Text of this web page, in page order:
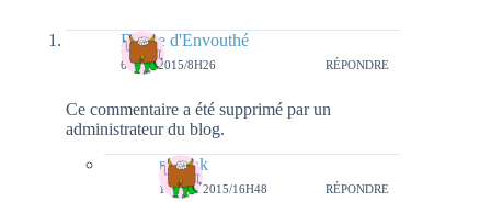
Béline d'Envouthé
6 MAI 2015/8H26 RÉPONDRE
Ce commentaire a été supprimé par un
administrateur du blog.
natieak
11 MAI 2015/16H48 RÉPONDRE